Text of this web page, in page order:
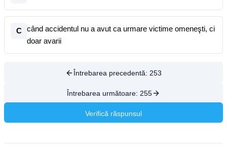
C
când accidentul nu a avut ca urmare victime omeneşti, ci
doar avarii
Întrebarea precedentă: 253
Întrebarea următoare: 255
Verifică răspunsul